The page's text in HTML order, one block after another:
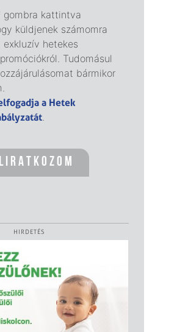
gombra kattintva
küldjenek számomra
hetekes
Tudomásul
bármikor
a Hetek
.
HIRDETÉS